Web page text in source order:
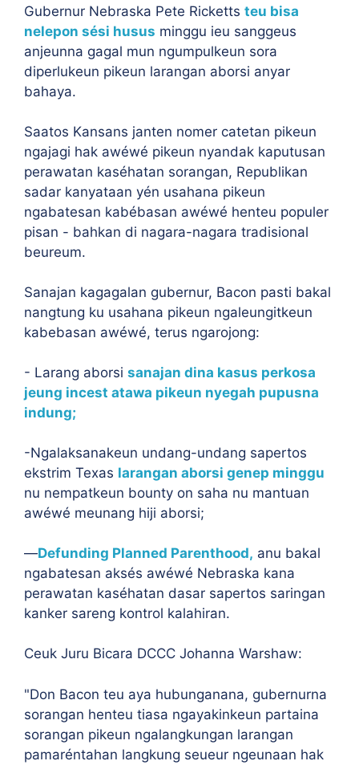
Gubernur Nebraska Pete Ricketts teu bisa
nelepon sési husus minggu ieu sanggeus
anjeunna gagal mun ngumpulkeun sora
diperlukeun pikeun larangan aborsi anyar
bahaya.
Saatos Kansans janten nomer catetan pikeun
ngajagi hak awéwé pikeun nyandak kaputusan
perawatan kaséhatan sorangan, Republikan
sadar kanyataan yén usahana pikeun
ngabatesan kabébasan awéwé henteu populer
pisan - bahkan di nagara-nagara tradisional
beureum.
Sanajan kagagalan gubernur, Bacon pasti bakal
nangtung ku usahana pikeun ngaleungitkeun
kabebasan awéwé, terus ngarojong:
- Larang aborsi sanajan dina kasus perkosa
jeung incest atawa pikeun nyegah pupusna
indung;
-Ngalaksanakeun undang-undang sapertos
ekstrim Texas larangan aborsi genep minggu
nu nempatkeun bounty on saha nu mantuan
awéwé meunang hiji aborsi;
—Defunding Planned Parenthood, anu bakal
ngabatesan aksés awéwé Nebraska kana
perawatan kaséhatan dasar sapertos saringan
kanker sareng kontrol kalahiran.
Ceuk Juru Bicara DCCC Johanna Warshaw:
"Don Bacon teu aya hubunganana, gubernurna
sorangan henteu tiasa ngayakinkeun partaina
sorangan pikeun ngalangkungan larangan
pamaréntahan langkung seueur ngeunaan hak